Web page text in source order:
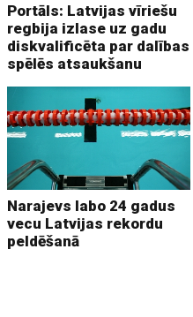
Portāls: Latvijas vīriešu
regbija izlase uz gadu
diskvalificēta par dalības
spēlēs atsaukšanu
Narajevs labo 24 gadus
vecu Latvijas rekordu
peldēšanā